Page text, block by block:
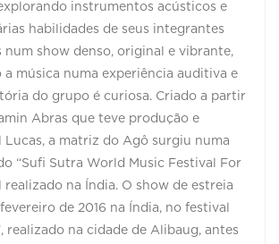
instrumentos acústicos e
habilidades de seus integrantes
num show denso, original e vibrante,
música numa experiência auditiva e
do grupo é curiosa. Criado a partir
Abras que teve produção e
Lucas, a matriz do Agô surgiu numa
“Sufi Sutra World Music Festival For
realizado na Índia. O show de estreia
de 2016 na Índia, no festival
realizado na cidade de Alibaug, antes